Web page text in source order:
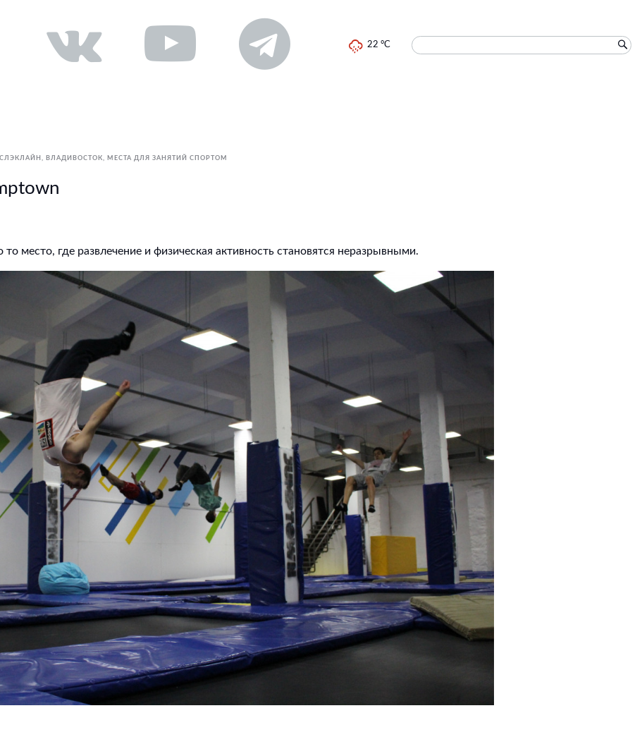
22 °C
СЛЭКЛАЙН ВЛАДИВОСТОК МЕСТА ДЛЯ ЗАНЯТИЙ СПОРТОМ
место, где развлечение и физическая активность становятся неразрывными.